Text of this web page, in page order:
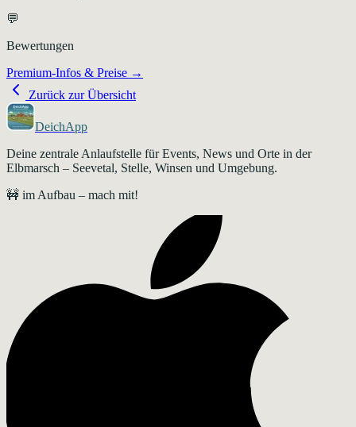
💬
Bewertungen
Premium-Infos & Preise →
Zurück zur Übersicht
DeichApp
Deine zentrale Anlaufstelle für Events, News und Orte in der
Elbmarsch – Seevetal, Stelle, Winsen und Umgebung.
🚧 im Aufbau – mach mit!